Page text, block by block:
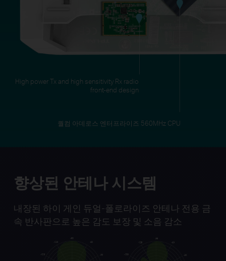
퀄컴 아데로스 엔터프라이즈 560MHz CPU
향상된 안테나 시스템
내장된 하이 게인 듀얼-폴로라이즈 안테나 전용 금
속 반사판으로 높은 감도 보장 및 소음 감소